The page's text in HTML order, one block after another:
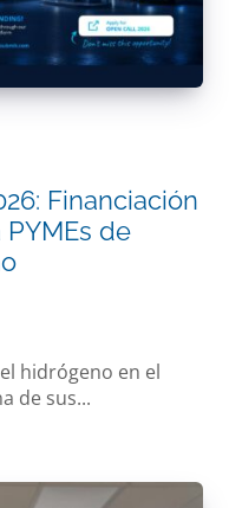
Financiación
de
hidrógeno en el
de sus...